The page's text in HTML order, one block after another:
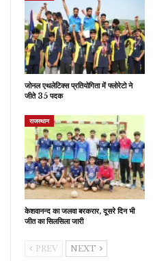
जोनल एथलेटिक्स प्रतियोगिता में फ्लोरेटो ने
जीते 35 पदक
राजस्थान
केशवानन्द का जलवा बरकरार, दूसरे दिन भी
जीत का सिलसिला जारी
PREV NEXT